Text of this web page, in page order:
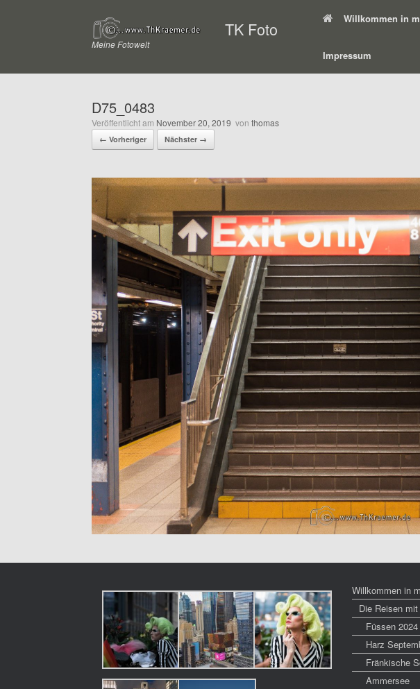
TK Foto
Meine Fotowelt
Willkommen in
Impressum
D75_0483
Veröffentlicht am November 20, 2019 von thomas
← Vorheriger Nächster →
Willkommen in
Die Reisen
Füssen
Harz
Fränkische
Ammersee